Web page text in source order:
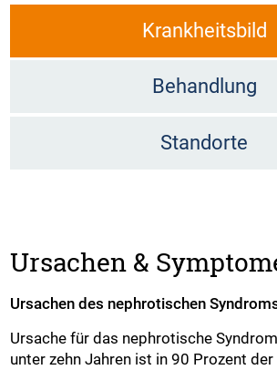
Krankheitsbild
Behandlung
Standorte
Ursachen &
Ursachen des nephrotischen
Ursache für das nephrotische
unter zehn Jahren ist in 90 Prozent der